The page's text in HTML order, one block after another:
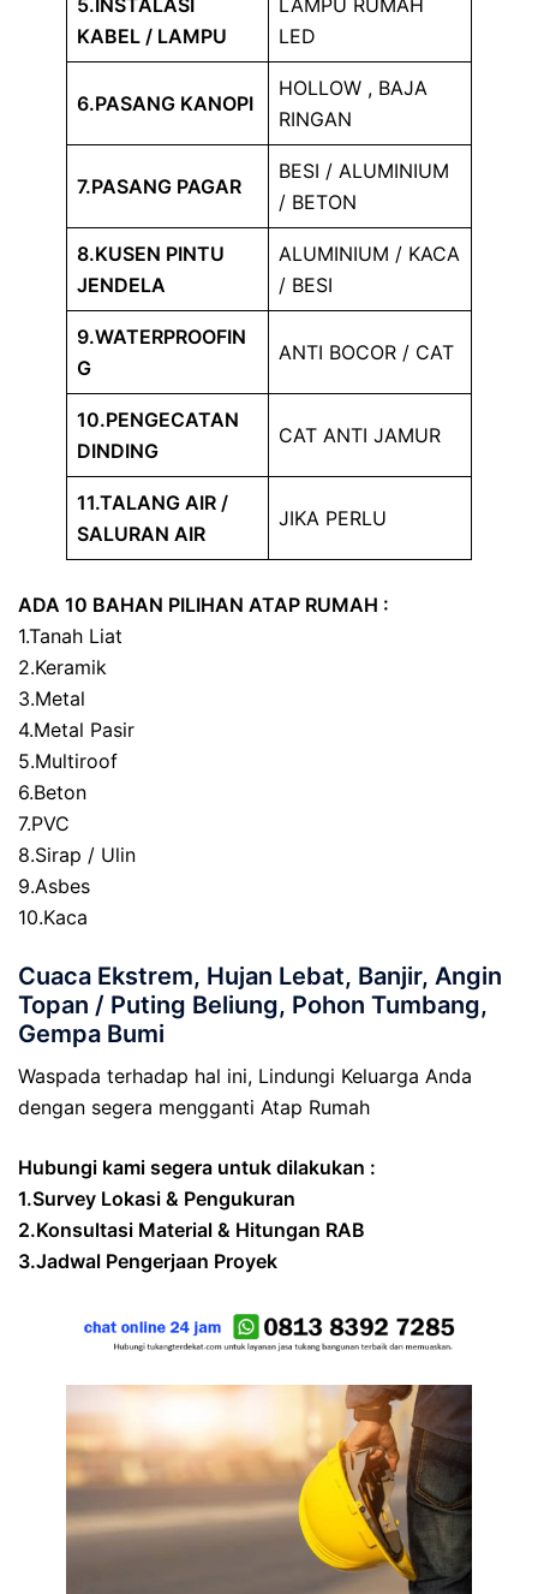
5.INSTALASI
KABEL / LAMPU
LAMPU RUMAH
LED
6.PASANG KANOPI
HOLLOW , BAJA
RINGAN
7.PASANG PAGAR
BESI / ALUMINIUM
/ BETON
8.KUSEN PINTU
JENDELA
ALUMINIUM / KACA
/ BESI
9.WATERPROOFIN
G
ANTI BOCOR / CAT
10.PENGECATAN
DINDING
CAT ANTI JAMUR
11.TALANG AIR /
SALURAN AIR
JIKA PERLU
ADA 10 BAHAN PILIHAN ATAP RUMAH :
1.Tanah Liat
2.Keramik
3.Metal
4.Metal Pasir
5.Multiroof
6.Beton
7.PVC
8.Sirap / Ulin
9.Asbes
10.Kaca
Cuaca Ekstrem, Hujan Lebat, Banjir, Angin
Topan / Puting Beliung, Pohon Tumbang,
Gempa Bumi
Waspada terhadap hal ini, Lindungi Keluarga Anda
dengan segera mengganti Atap Rumah
Hubungi kami segera untuk dilakukan :
1.Survey Lokasi & Pengukuran
2.Konsultasi Material & Hitungan RAB
3.Jadwal Pengerjaan Proyek